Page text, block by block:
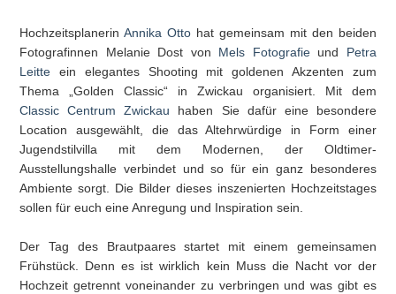
HochzeitsplanerinAnnika Otto hat gemeinsam mit den beiden
Fotografinnen Melanie Dost von Mels Fotografieund Petra
Leitte ein elegantes Shooting mit goldenen Akzenten zum
Thema „Golden Classic“ in Zwickau organisiert. Mit dem
Classic Centrum Zwickau haben Sie dafür eine besondere
Location ausgewählt, die das Altehrwürdige in Form einer
Jugendstilvilla mit dem Modernen, der Oldtimer-
Ausstellungshalle verbindet und so für ein ganz besonderes
Ambiente sorgt. Die Bilder dieses inszenierten Hochzeitstages
sollen für euch eine Anregung und Inspiration sein.
Der Tag des Brautpaares startet mit einem gemeinsamen
Frühstück. Denn es ist wirklich kein Muss die Nacht vor der
Hochzeit getrennt voneinander zu verbringen und was gibt es